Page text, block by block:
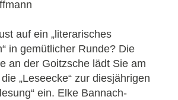
auf ein „literarisches
in gemütlicher Runde? Die
an der Goitzsche lädt Sie am
„Leseecke“ zur diesjährigen
ein. Elke Bannach-